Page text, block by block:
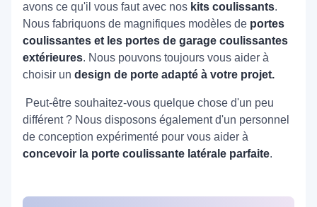
avons ce qu'il vous faut avec nos kits coulissants.
Nous fabriquons de magnifiques modèles de portes
coulissantes et les portes de garage coulissantes
extérieures. Nous pouvons toujours vous aider à
choisir un design de porte adapté à votre projet.
Peut-être souhaitez-vous quelque chose d'un peu
différent ? Nous disposons également d'un personnel
de conception expérimenté pour vous aider à
concevoir la porte coulissante latérale parfaite.